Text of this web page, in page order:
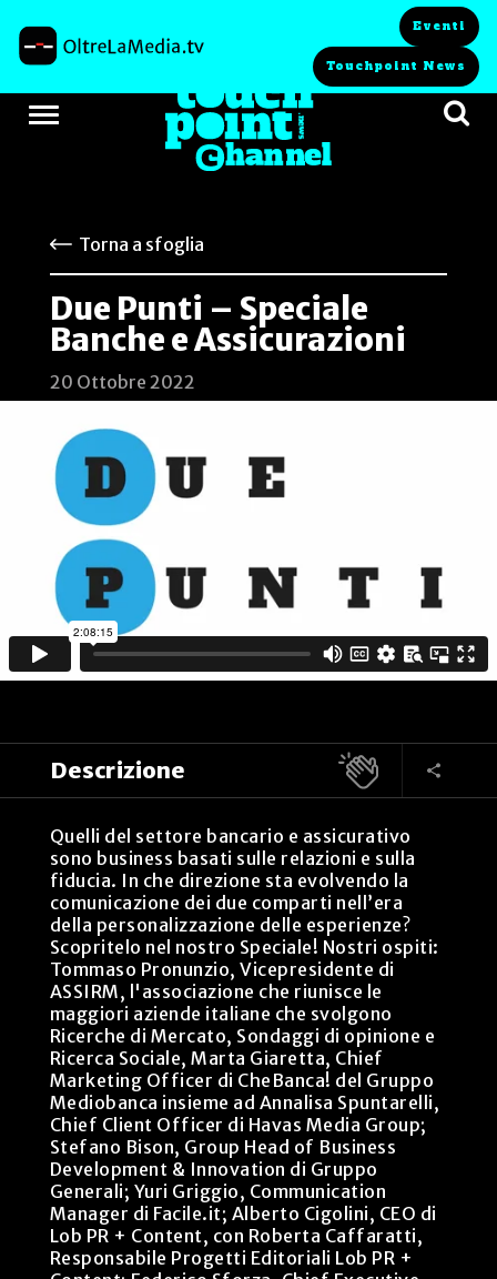
Eventi
Touchpoint News
Torna a sfoglia
Due Punti – Speciale
Banche e Assicurazioni
20 Ottobre 2022
Descrizione
Quelli del settore bancario e assicurativo
sono business basati sulle relazioni e sulla
fiducia. In che direzione sta evolvendo la
comunicazione dei due comparti nell’era
della personalizzazione delle esperienze?
Scopritelo nel nostro Speciale! Nostri ospiti:
Tommaso Pronunzio, Vicepresidente di
ASSIRM, l'associazione che riunisce le
maggiori aziende italiane che svolgono
Ricerche di Mercato, Sondaggi di opinione e
Ricerca Sociale, Marta Giaretta, Chief
Marketing Officer di CheBanca! del Gruppo
Mediobanca insieme ad Annalisa Spuntarelli,
Chief Client Officer di Havas Media Group;
Stefano Bison, Group Head of Business
Development & Innovation di Gruppo
Generali; Yuri Griggio, Communication
Manager di Facile.it; Alberto Cigolini, CEO di
Lob PR + Content, con Roberta Caffaratti,
Responsabile Progetti Editoriali Lob PR +